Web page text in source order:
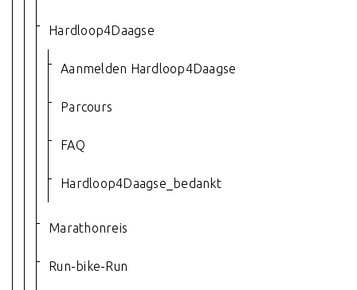
Hardloop4Daagse
Aanmelden Hardloop4Daagse
Parcours
FAQ
Hardloop4Daagse_bedankt
Marathonreis
Run-bike-Run